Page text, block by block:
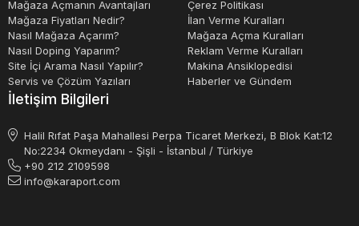
Mağaza Açmanın Avantajları
Mağaza Fiyatları Nedir?
Nasıl Mağaza Açarım?
Nasıl Doping Yaparım?
Site İçi Arama Nasıl Yapılır?
Servis ve Çözüm Yazıları
Çerez Politikası
İlan Verme Kuralları
Mağaza Açma Kuralları
Reklam Verme Kuralları
Makina Ansiklopedisi
Haberler ve Gündem
İletişim Bilgileri
Halil Rıfat Paşa Mahallesi Perpa Ticaret Merkezi, B Blok Kat:12
No:2234 Okmeydanı - Şişli - İstanbul / Türkiye
+90 212 2109598
info@karaport.com